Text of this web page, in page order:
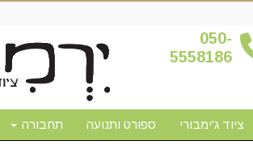
050-
5558186
ציוד ג'ימבורי ספורט ותנועה תחבורה